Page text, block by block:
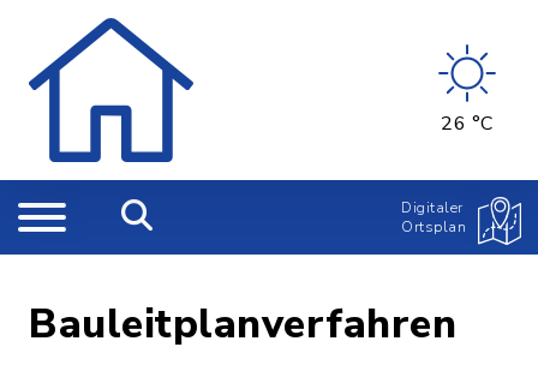
26 °C
Digitaler
Ortsplan
Bauleitplanverfahren